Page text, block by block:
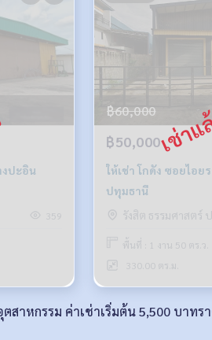
359
฿60,000
฿50,000
ให้เช่า โกดัง ซอยไอย
ปทุมธานี
รังสิต ธรรมศาสตร์
พื้นที่ : 1 งาน 50 ตร.ว.
330.00 ตร.ม.
าหกรรม ค่าเช่าเริ่มต้น 5,500 บาท